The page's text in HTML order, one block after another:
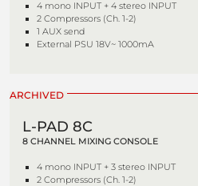
4 mono INPUT + 4 stereo INPUT
2 Compressors (Ch. 1-2)
1 AUX send
External PSU 18V~ 1000mA
ARCHIVED
L-PAD 8C
8 CHANNEL MIXING CONSOLE
4 mono INPUT + 3 stereo INPUT
2 Compressors (Ch. 1-2)